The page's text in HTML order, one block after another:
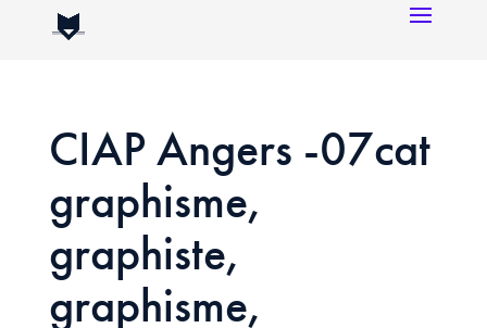
CIAP Angers -07cat
graphisme,
graphiste,
graphisme,